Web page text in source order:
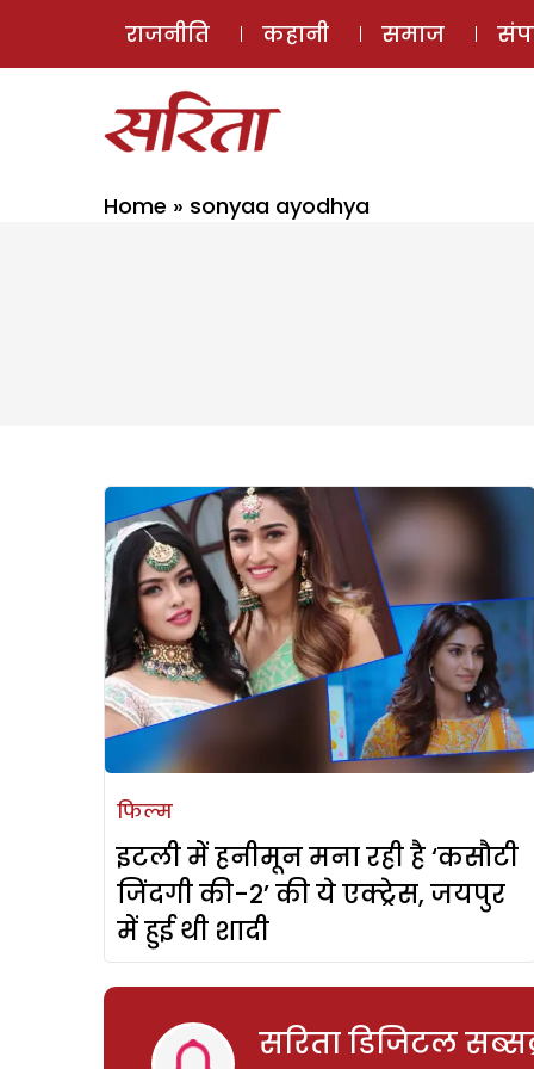
राजनीति कहानी समाज
Home » sonyaa ayodhya
फिल्म
इटली में हनीमून मना रही है ‘कसौटी
जिंदगी की-2’ की ये एक्ट्रेस, जयपुर
में हुई थी शादी
सरिता डिजिटल